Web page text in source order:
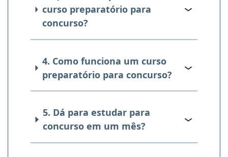
curso preparatório para
concurso?
4. Como funciona um curso
preparatório para concurso?
5. Dá para estudar para
concurso em um mês?